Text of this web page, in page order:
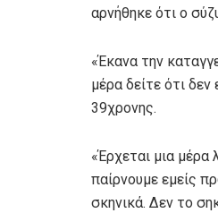
αρνήθηκε ότι ο
«Έκανα την
μέρα δείτε ότι δεν
39χρονης.
«Έρχεται μια
παίρνουμε εμείς
σκηνικά. Δεν το